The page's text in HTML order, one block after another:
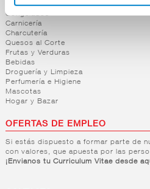
Lácteos
Congelados
Carnicería
Charcutería
Quesos al Corte
Frutas y Verduras
Bebidas
Droguería y Limpieza
Perfumería e Higiene
Mascotas
Hogar y Bazar
OFERTAS DE EMPLEO
Si estás dispuesto a formar parte de
con valores, que apuesta por las
¡Envianos tu Curriculum Vitae desde